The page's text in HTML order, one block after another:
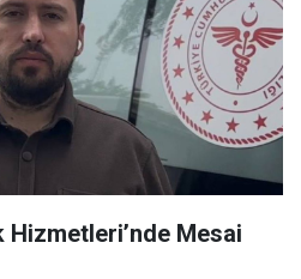
Hizmetleri’nde Mesai